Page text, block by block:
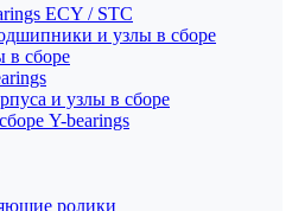
ECY / STC
и узлы в сборе
в сборе
и узлы в сборе
Y-bearings
ролики